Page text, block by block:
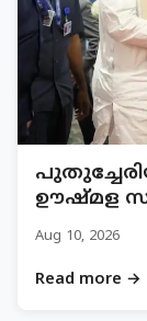
ഊഷ്മള
Aug 10, 2026
Read more →